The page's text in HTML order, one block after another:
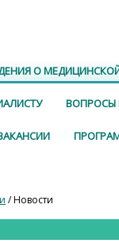
О
ВОПРОСЫ
/ Новости